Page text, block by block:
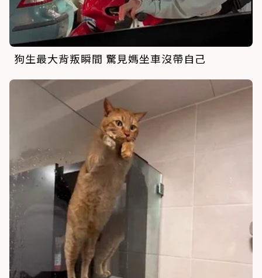
狗生最大背叛瞬間 驚見媽坐車沒帶自己